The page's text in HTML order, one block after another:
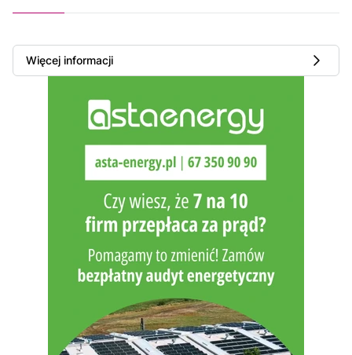
Więcej informacji